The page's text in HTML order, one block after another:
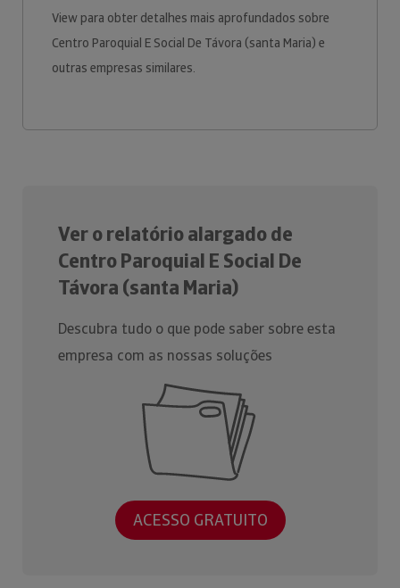
View para obter detalhes mais aprofundados sobre
Centro Paroquial E Social De Távora (santa Maria) e
outras empresas similares.
Ver o relatório alargado de
Centro Paroquial E Social De
Távora (santa Maria)
Descubra tudo o que pode saber sobre esta
empresa com as nossas soluções
ACESSO GRATUITO